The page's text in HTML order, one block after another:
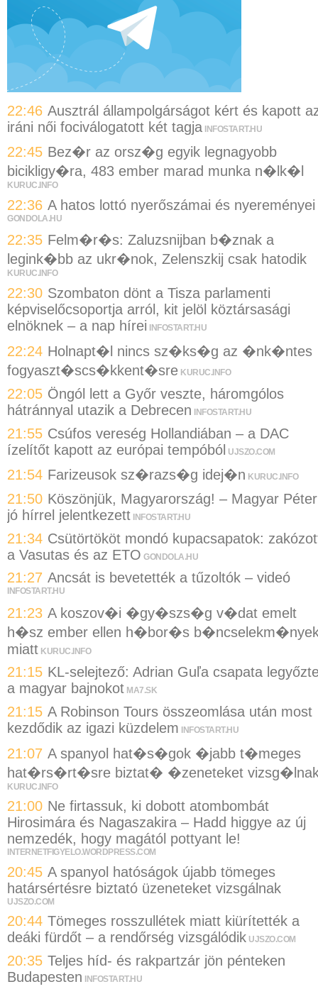
22:46 Ausztrál állampolgárságot kért és kapott
iráni női fociválogatott két tagja INFOSTART.HU
22:45 Bez�r az orsz�g egyik legnagyobb
bicikligy�ra, 483 ember marad munka n�lk�l
KURUC.INFO
22:36 A hatos lottó nyerőszámai és nyereményei
GONDOLA.HU
22:35 Felm�r�s: Zaluzsnijban b�znak a
legink�bb az ukr�nok, Zelenszkij csak hatodik
KURUC.INFO
22:30 Szombaton dönt a Tisza parlamenti
képviselőcsoportja arról, kit jelöl köztársasági
elnöknek – a nap hírei
INFOSTART.HU
22:24 Holnapt�l nincs sz�ks�g az �nk�ntes
fogyaszt�scs�kkent�sre KURUC.INFO
22:05 Öngól lett a Győr veszte, háromgólos
hátránnyal utazik a Debrecen
INFOSTART.HU
21:55 Csúfos vereség Hollandiában – a DAC
ízelítőt kapott az európai tempóból UJSZO.COM
21:54 Farizeusok sz�razs�g idej�n KURUC.INFO
21:50 Köszönjük, Magyarország! – Magyar Péter
jó hírrel jelentkezett INFOSTART.HU
21:34 Csütörtököt mondó kupacsapatok:
a Vasutas és az ETO GONDOLA.HU
21:27 Ancsát is bevetették a tűzoltók – videó
INFOSTART.HU
21:23 A koszov�i �gy�szs�g v�dat emelt
h�sz ember ellen h�bor�s
miatt KURUC.INFO
21:15 KL-selejtező: Adrian Guľa csapata
a magyar bajnokot MA7.SK
21:15 A Robinson Tours összeomlása után most
kezdődik az igazi küzdelem
INFOSTART.HU
21:07 A spanyol hat�s�gok �jabb t�meges
hat�rs�rt�sre biztat� �zeneteket
KURUC.INFO
21:00 Ne firtassuk, ki dobott atombombát
Hirosimára és Nagaszakira – Hadd higgye az új
nemzedék, hogy magától pottyant le!
INTERNETFIGYELO.WORDPRESS.COM
20:45 A spanyol hatóságok újabb tömeges
határsértésre biztató üzeneteket vizsgálnak
UJSZO.COM
20:44 Tömeges rosszullétek miatt kiürítették a
deáki fürdőt – a rendőrség vizsgálódik UJSZO.COM
20:35 Teljes híd- és rakpartzár jön pénteken
Budapesten INFOSTART.HU